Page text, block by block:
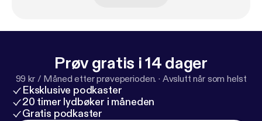
Prøv gratis i 14 dager
99 kr / Måned etter prøveperioden. · Avslutt når som helst
Eksklusive podkaster
20 timer lydbøker i måneden
Gratis podkaster